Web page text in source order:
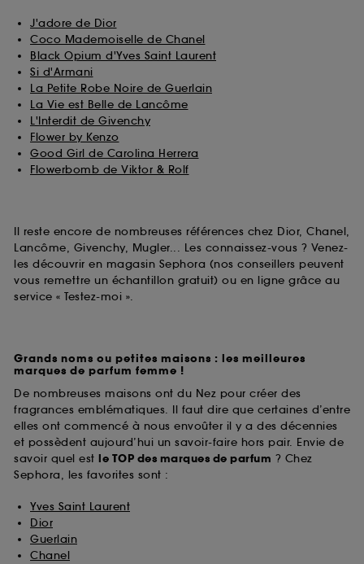
J'adore de Dior
Coco Mademoiselle de Chanel
Black Opium d'Yves Saint Laurent
Si d'Armani
La Petite Robe Noire de Guerlain
La Vie est Belle de Lancôme
L'Interdit de Givenchy
Flower by Kenzo
Good Girl de Carolina Herrera
Flowerbomb de Viktor & Rolf
Il reste encore de nombreuses références chez Dior, Chanel,
Lancôme, Givenchy, Mugler... Les connaissez-vous ? Venez-
les découvrir en magasin Sephora (nos conseillers peuvent
vous remettre un échantillon gratuit) ou en ligne grâce au
service « Testez-moi ».
Grands noms ou petites maisons : les meilleures
marques de parfum femme !
De nombreuses maisons ont du Nez pour créer des
fragrances emblématiques. Il faut dire que certaines d’entre
elles ont commencé à nous envoûter il y a des décennies
et possèdent aujourd’hui un savoir-faire hors pair. Envie de
savoir quel est le TOP des marques de parfum ? Chez
Sephora, les favorites sont :
Yves Saint Laurent
Dior
Guerlain
Chanel